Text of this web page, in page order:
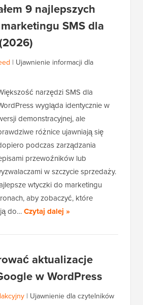
9 najlepszych
SMS dla
| Ujawnienie informacji dla
narzędzi SMS dla
wygląda identycznie w
demonstracyjnej, ale
różnice ujawniają się
podczas zarządzania
przewoźników lub
w szczycie sprzedaży.
wtyczki do marketingu
aby zobaczyć, które
do…Czytaj dalej »
aktualizacje
w WordPress
| Ujawnienie dla czytelników